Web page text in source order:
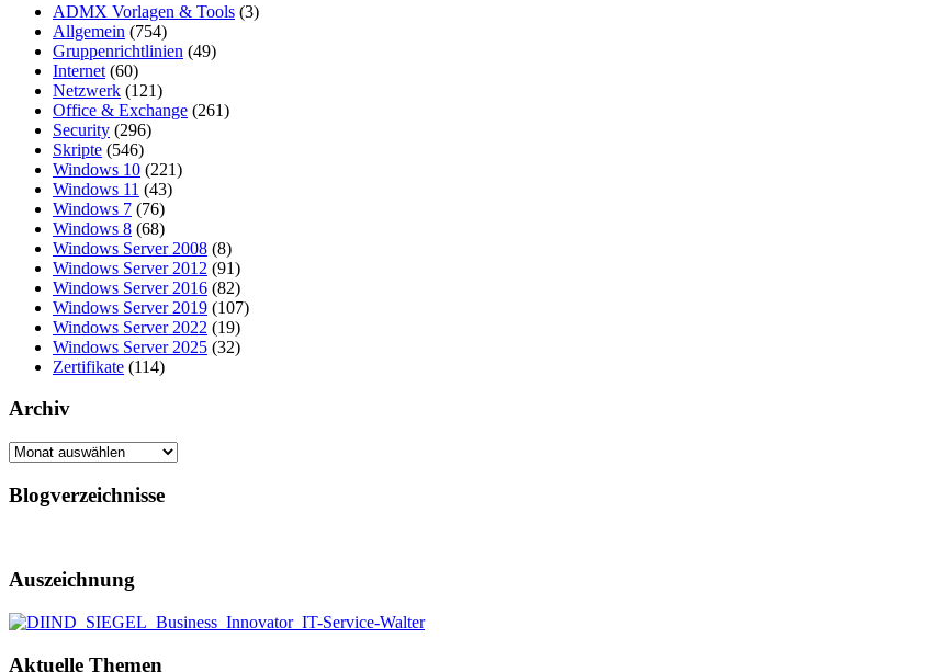
ADMX Vorlagen & Tools (3)
Allgemein (754)
Gruppenrichtlinien (49)
Internet (60)
Netzwerk (121)
Office & Exchange (261)
Security (296)
Skripte (546)
Windows 10 (221)
Windows 11 (43)
Windows 7 (76)
Windows 8 (68)
Windows Server 2008 (8)
Windows Server 2012 (91)
Windows Server 2016 (82)
Windows Server 2019 (107)
Windows Server 2022 (19)
Windows Server 2025 (32)
Zertifikate (114)
Archiv
Archiv
Blogverzeichnisse
Auszeichnung
Aktuelle Themen